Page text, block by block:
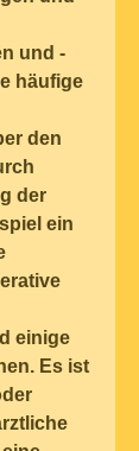
und -
häufige
den
der
ein
einige
Es ist